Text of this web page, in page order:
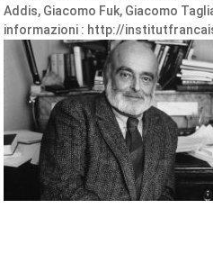
Addis, Giacomo Fuk, Giacomo
informazioni : http://